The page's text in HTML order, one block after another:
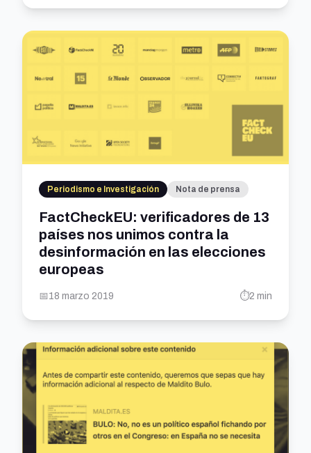
Periodismo e Investigación Nota de prensa
FactCheckEU: verificadores de 13
países nos unimos contra la
desinformación en las elecciones
europeas
📅18 marzo 2019 ⏱️2 min